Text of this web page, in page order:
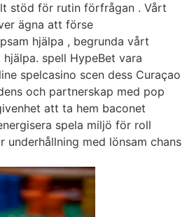
stöd för rutin förfrågan . Vårt
ägna att förse
hjälpa , begrunda vårt
spell HypeBet vara
spelcasino scen dess Curaçao
och partnerskap med pop
att ta hem baconet
spela miljö för roll
underhållning med lönsam chans